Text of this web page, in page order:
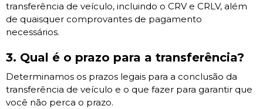
transferência de veículo, incluindo o CRV e CRLV, além
de quaisquer comprovantes de pagamento
necessários.
3. Qual é o prazo para a transferência?
Determinamos os prazos legais para a conclusão da
transferência de veículo e o que fazer para garantir que
você não perca o prazo.